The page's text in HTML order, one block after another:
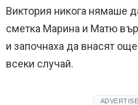
Виктория никога нямаше
сметка Марина и Матю
и започнаха да внасят
всеки случай.